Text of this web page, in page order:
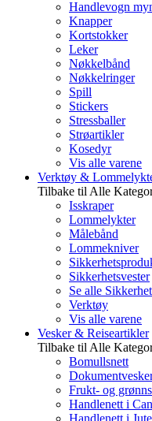
Handlevogn
Knapper
Kortstokker
Leker
Nøkkelbånd
Nøkkelringer
Spill
Stickers
Stressballer
Strøartikler
Kosedyr
Vis alle varene
Verktøy &
Tilbake til Alle
Isskraper
Lommelykter
Målebånd
Lommekniver
Sikkerhetsvester
Se alle
Verktøy
Vis alle varene
Vesker & Reiseartikler
Tilbake til Alle
Bomullsnett
Frukt- og
Handlenett i
Handlenett i Jute